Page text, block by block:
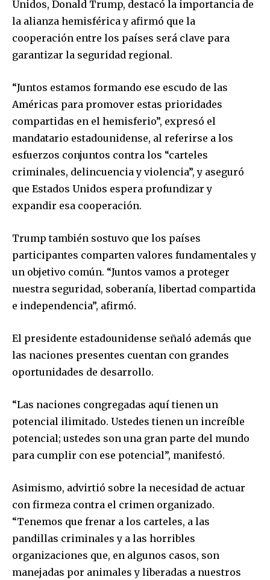
Unidos, Donald Trump, destacó la importancia de
la alianza hemisférica y afirmó que la
cooperación entre los países será clave para
garantizar la seguridad regional.
“Juntos estamos formando ese escudo de las
Américas para promover estas prioridades
compartidas en el hemisferio”, expresó el
mandatario estadounidense, al referirse a los
esfuerzos conjuntos contra los “carteles
criminales, delincuencia y violencia”, y aseguró
que Estados Unidos espera profundizar y
expandir esa cooperación.
Trump también sostuvo que los países
participantes comparten valores fundamentales y
un objetivo común. “Juntos vamos a proteger
nuestra seguridad, soberanía, libertad compartida
e independencia”, afirmó.
El presidente estadounidense señaló además que
las naciones presentes cuentan con grandes
oportunidades de desarrollo.
“Las naciones congregadas aquí tienen un
potencial ilimitado. Ustedes tienen un increíble
potencial; ustedes son una gran parte del mundo
para cumplir con ese potencial”, manifestó.
Asimismo, advirtió sobre la necesidad de actuar
con firmeza contra el crimen organizado.
“Tenemos que frenar a los carteles, a las
pandillas criminales y a las horribles
organizaciones que, en algunos casos, son
manejadas por animales y liberadas a nuestros